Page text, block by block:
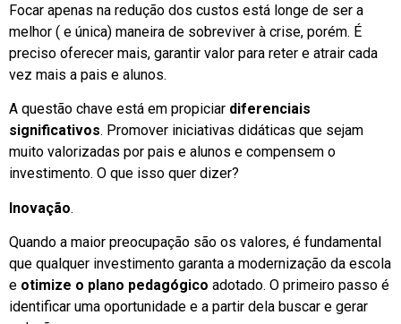
Focar apenas na redução dos custos está longe de ser a
melhor ( e única) maneira de sobreviver à crise, porém. É
preciso oferecer mais, garantir valor para reter e atrair cada
vez mais a pais e alunos.
A questão chave está em propiciar diferenciais
significativos. Promover iniciativas didáticas que sejam
muito valorizadas por pais e alunos e compensem o
investimento. O que isso quer dizer?
Inovação.
Quando a maior preocupação são os valores, é fundamental
que qualquer investimento garanta a modernização da escola
e otimize o plano pedagógico adotado. O primeiro passo é
identificar uma oportunidade e a partir dela buscar e gerar